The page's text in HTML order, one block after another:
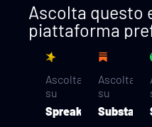
Ascolta questo
piattaforma
Ascolta
su
Spreaker
Ascolta
su
Substack